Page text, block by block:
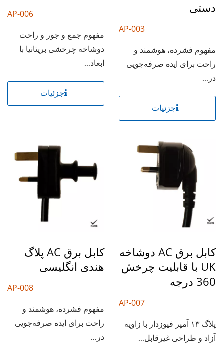
دستی
AP-003
مفهوم فشرده، هوشمند و
راحت برای ایده صرفه‌جویی
در...
جزئیات
AP-006
مفهوم جمع و جور و راحت
دوشاخه چرخشی بریتانیا با
ابعاد...
جزئیات
کابل برق AC دوشاخه
UK با قابلیت چرخش
360 درجه
AP-007
پلاگ ۱۳ آمپر فیوزدار با زاویه
آزاد و طراحی غیرقابل...
کابل برق AC پلاگ
هندی انگلیسی
AP-008
مفهوم فشرده، هوشمند و
راحت برای ایده صرفه‌جویی
در...